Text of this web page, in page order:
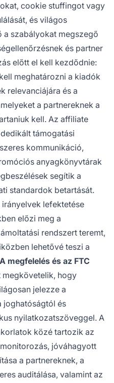
cookie stuffingot vagy
és világos
a szabályokat megszegő
és partner
előtt el kell kezdődnie:
meghatározni a kiadók
relevanciájára és a
a partnereknek a
kell. Az affiliate
támogatási
kommunikáció,
anyagkönyvtárak
segítik a
standardok betartását.
lefektetése
előzi meg a
rendszert teremt,
lehetővé teszi a
A megfelelés és az FTC
megkövetelik, hogy
jelezze a
joghatóságtól és
nyilatkozatszöveggel. A
közé tartozik az
jóváhagyott
a partnereknek, a
auditálása, valamint az